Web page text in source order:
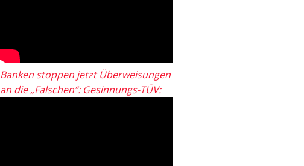
Banken stoppen jetzt Überweisungen
an die „Falschen“: Gesinnungs-TÜV: